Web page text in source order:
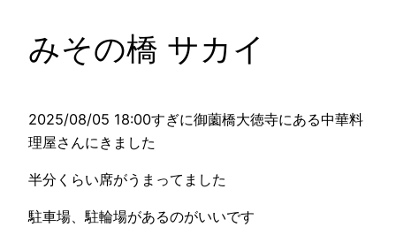
みその橋 サカイ
2025/08/05 18:00すぎに御薗橋大徳寺にある中華料
理屋さんにきました
半分くらい席がうまってました
駐車場、駐輪場があるのがいいです